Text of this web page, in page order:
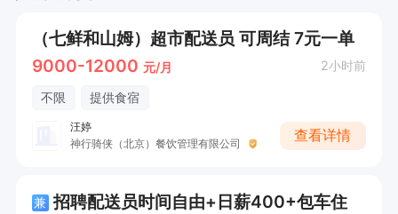
（七鲜和山姆）超市配送员 可周结 7元一单
9000-12000 元/月 2小时前
不限 提供食宿
汪婷
神行骑侠（北京）餐饮管理有限公司
查看详情
兼 招聘配送员时间自由+日薪400+包车住